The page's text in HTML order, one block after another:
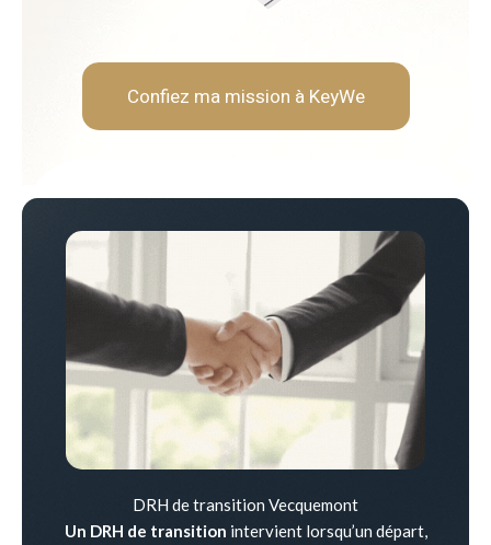
Confiez ma mission à KeyWe
DRH de transition Vecquemont
Un DRH de transition intervient lorsqu’un départ,